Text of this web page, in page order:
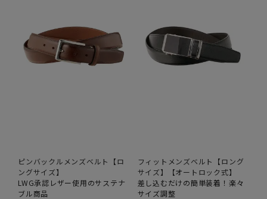
ピンバックルメンズベルト【ロ
ングサイズ】
LWG承認レザー使用のサステナ
ブル商品
フィットメンズベルト【ロング
サイズ】【オートロック式】
差し込むだけの簡単装着！楽々
サイズ調整